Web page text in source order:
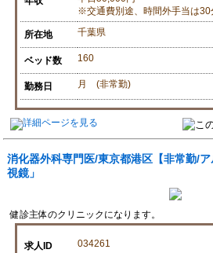
※交通費別途、時間外手当は30
所在地 千葉県
ベッド数 160
勤務日 月 (非常勤)
消化器外科専門医/東京都港区【非常勤/
視鏡」
健診主体のクリニックになります。
求人ID 034261